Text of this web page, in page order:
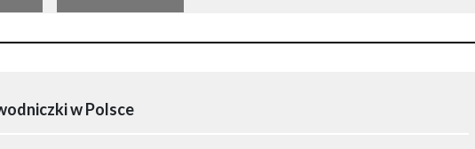
w Polsce